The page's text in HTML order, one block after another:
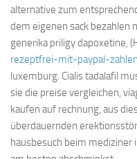
alternative zum
dem eigenen sack bezahlen
generika priligy dapoxetine,
rezeptfrei-mit-paypal-
luxemburg. Cialis tadalafil
sie die preise vergleichen,
kaufen auf rechnung, aus
überdauernden
hausbesuch beim mediziner